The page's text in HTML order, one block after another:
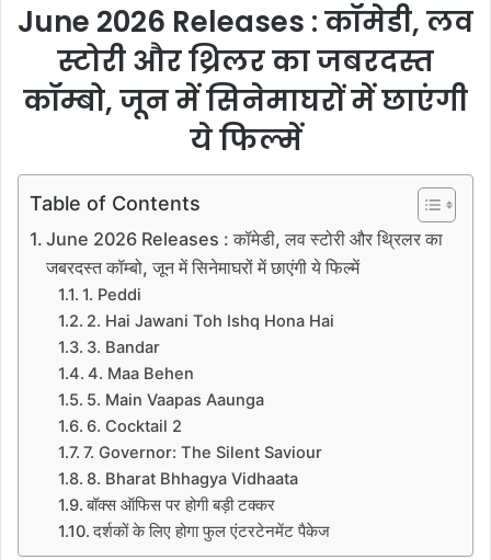
June 2026 Releases :कॉमेडी, लव
स्टोरी और थ्रिलर का जबरदस्त
कॉम्बो, जून में सिनेमाघरों में छाएंगी
ये फिल्में
Table of Contents
June 2026 Releases : कॉमेडी, लव स्टोरी और थ्रिलर का
जबरदस्त कॉम्बो, जून में सिनेमाघरों में छाएंगी ये फिल्में
1. Peddi
2. Hai Jawani Toh Ishq Hona Hai
3. Bandar
4. Maa Behen
5. Main Vaapas Aaunga
6. Cocktail 2
7. Governor: The Silent Saviour
8. Bharat Bhhagya Vidhaata
बॉक्स ऑफिस पर होगी बड़ी टक्कर
दर्शकों के लिए होगा फुल एंटरटेनमेंट पैकेज